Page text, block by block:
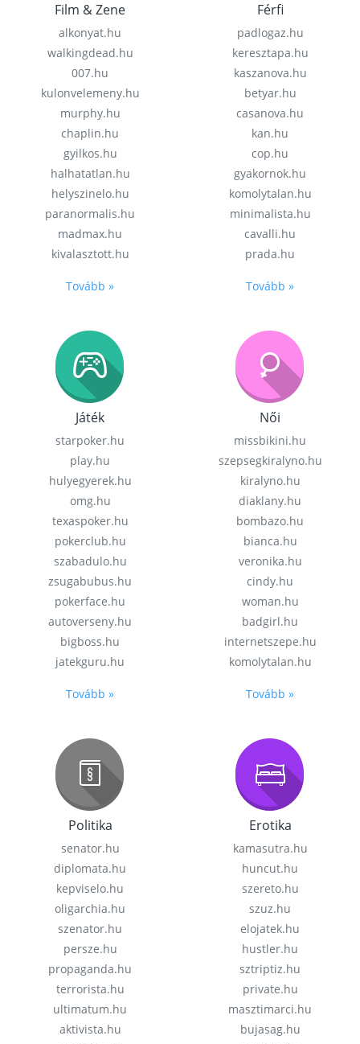
Film & Zene
alkonyat.hu
walkingdead.hu
007.hu
kulonvelemeny.hu
murphy.hu
chaplin.hu
gyilkos.hu
halhatatlan.hu
helyszinelo.hu
paranormalis.hu
madmax.hu
kivalasztott.hu
Tovább »
Férfi
padlogaz.hu
keresztapa.hu
kaszanova.hu
betyar.hu
casanova.hu
kan.hu
cop.hu
gyakornok.hu
komolytalan.hu
minimalista.hu
cavalli.hu
prada.hu
Tovább »
Játék
starpoker.hu
play.hu
hulyegyerek.hu
omg.hu
texaspoker.hu
pokerclub.hu
szabadulo.hu
zsugabubus.hu
pokerface.hu
autoverseny.hu
bigboss.hu
jatekguru.hu
Tovább »
Női
missbikini.hu
szepsegkiralyno.hu
kiralyno.hu
diaklany.hu
bombazo.hu
bianca.hu
veronika.hu
cindy.hu
woman.hu
badgirl.hu
internetszepe.hu
komolytalan.hu
Tovább »
Politika
senator.hu
diplomata.hu
kepviselo.hu
oligarchia.hu
szenator.hu
persze.hu
propaganda.hu
terrorista.hu
ultimatum.hu
aktivista.hu
Erotika
kamasutra.hu
huncut.hu
szereto.hu
szuz.hu
elojatek.hu
hustler.hu
sztriptiz.hu
private.hu
masztimarci.hu
bujasag.hu